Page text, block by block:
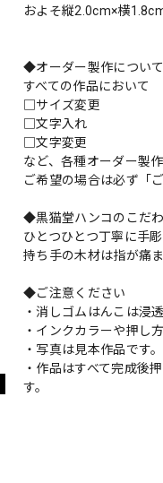
およそ縦2.0cm×横
◆オーダー製作について
すべての作品において
□サイズ変更
□文字入れ
□文字変更
など、各種オーダー製
ご希望の場合は必ず「
◆黒猫堂ハンコのこだ
ひとつひとつ丁寧に手
持ち手の木材は指が痛
◆ご注意ください
・消しゴムはんこは浸
・インクカラーや押し
・写真は見本作品です
・作品はすべて完成後
す。